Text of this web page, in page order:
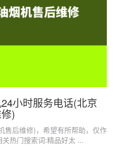
小时服务电话(北京
)
售后维修)，希望有所帮助，仅作
热门搜索词:精品好太 ...